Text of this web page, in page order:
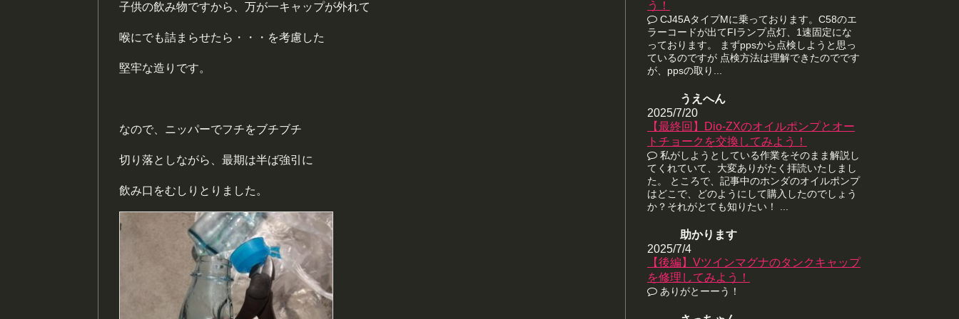
子供の飲み物ですから、万が一キャップが外れて
喉にでも詰まらせたら・・・を考慮した
堅牢な造りです。
なので、ニッパーでフチをブチブチ
切り落としながら、最期は半ば強引に
飲み口をむしりとりました。
う！
CJ45AタイプMに乗っております。C58のエ
ラーコードが出てFIランプ点灯、1速固定にな
っております。 まずppsから点検しようと思っ
ているのですが 点検方法は理解できたのでです
が、ppsの取り...
うえへん
2025/7/20
【最終回】Dio-ZXのオイルポンプとオー
トチョークを交換してみよう！
私がしようとしている作業をそのまま解説し
てくれていて、大変ありがたく拝読いたしまし
た。 ところで、記事中のホンダのオイルポンプ
はどこで、どのようにして購入したのでしょう
か？それがとても知りたい！ ...
助かります
2025/7/4
【後編】Vツインマグナのタンクキャップ
を修理してみよう！
ありがとーーう！